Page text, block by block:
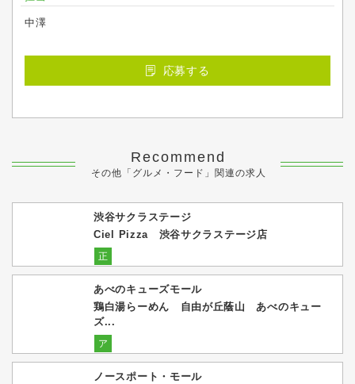
中澤
応募する
Recommend
その他「グルメ・フード」関連の求人
渋谷サクラステージ
Ciel Pizza 渋谷サクラステージ店
正
あべのキューズモール
鶏白湯らーめん 自由が丘蔭山 あべのキュー
ズ...
ア
ノースポート・モール